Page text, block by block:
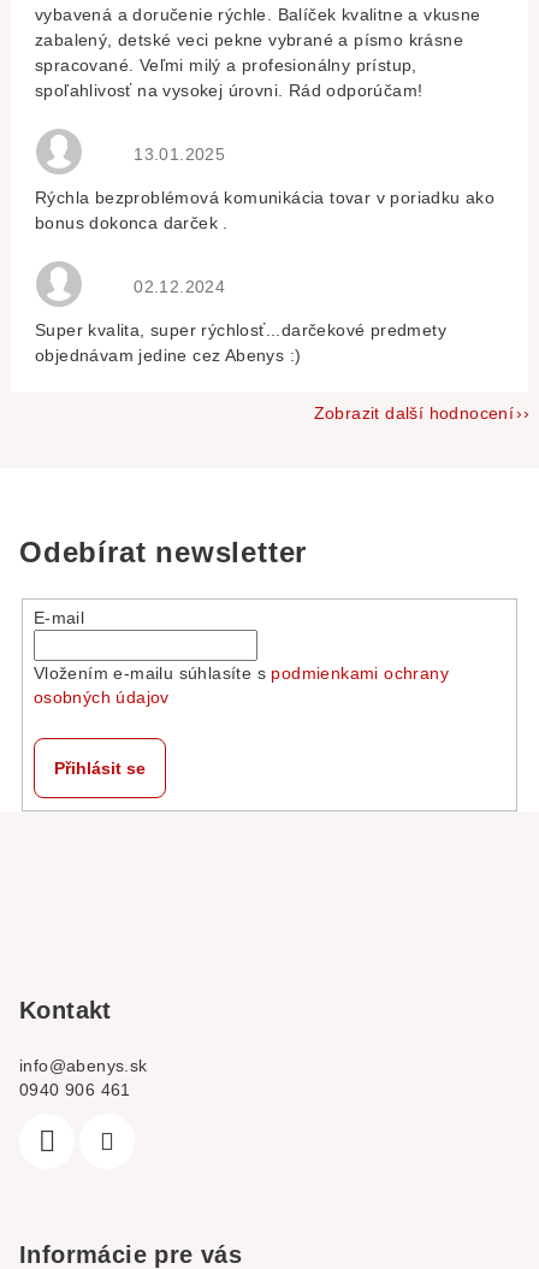
vybavená a doručenie rýchle. Balíček kvalitne a vkusne
zabalený, detské veci pekne vybrané a písmo krásne
spracované. Veľmi milý a profesionálny prístup,
spoľahlivosť na vysokej úrovni. Rád odporúčam!
Hodnocení obchodu je 5 z 5 hvězdiček.
13.01.2025
Rýchla bezproblémová komunikácia tovar v poriadku ako
bonus dokonca darček .
Hodnocení obchodu je 5 z 5 hvězdiček.
02.12.2024
Super kvalita, super rýchlosť...darčekové predmety
objednávam jedine cez Abenys :)
Zobrazit další hodnocení
Odebírat newsletter
E-mail
Vložením e-mailu súhlasíte s podmienkami ochrany
osobných údajov
Přihlásit se
Kontakt
info@abenys.sk
0940 906 461
Informácie pre vás